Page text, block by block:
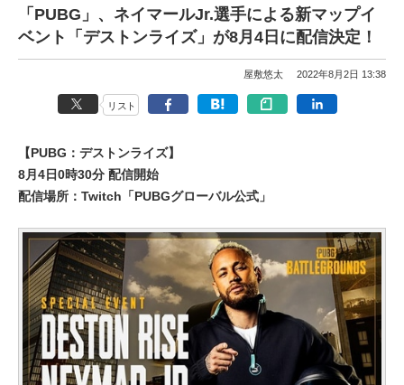
「PUBG」、ネイマールJr.選手による新マップイ
ベント「デストンライズ」が8月4日に配信決定！
屋敷悠太 2022年8月2日 13:38
リスト
【PUBG：デストンライズ】
8月4日0時30分 配信開始
配信場所：Twitch「PUBGグローバル公式」